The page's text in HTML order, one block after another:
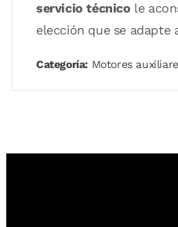
servicio técnico le
elección que se adapte
Categoría: Motores